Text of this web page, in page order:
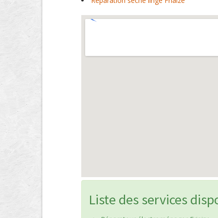
Liste des services